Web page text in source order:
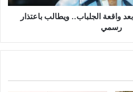
الجلباب.. ويطالب باعتذار
رسمي